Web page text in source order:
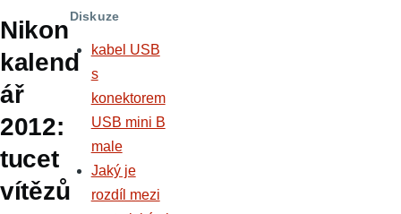
navigace
Nikon
kalend
ář
2012:
tucet
vítězů
Diskuze
kabel USB
s
konektorem
USB mini B
male
Jaký je
rozdíl mezi